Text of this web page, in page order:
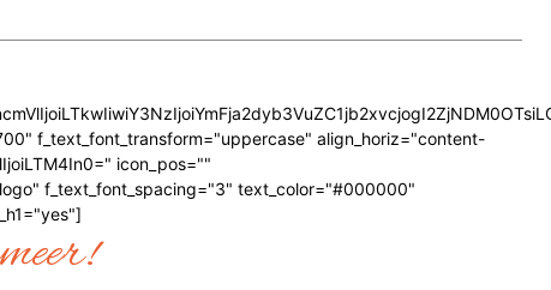
f_text_font_transform="uppercase" align_horiz="content-
icon_pos=""
f_text_font_spacing="3" text_color="#000000"